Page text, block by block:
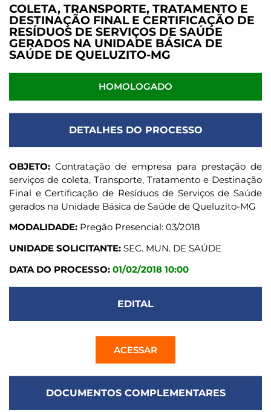
COLETA, TRANSPORTE, TRATAMENTO E
DESTINAÇÃO FINAL E CERTIFICAÇÃO DE
RESÍDUOS DE SERVIÇOS DE SAÚDE
GERADOS NA UNIDADE BÁSICA DE
SAÚDE DE QUELUZITO-MG
HOMOLOGADO
DETALHES DO PROCESSO
OBJETO: Contratação de empresa para prestação de
serviços de coleta, Transporte, Tratamento e Destinação
Final e Certificação de Resíduos de Serviços de Saúde
gerados na Unidade Básica de Saúde de Queluzito-MG
MODALIDADE: Pregão Presencial: 03/2018
UNIDADE SOLICITANTE: SEC. MUN. DE SAÚDE
DATA DO PROCESSO: 01/02/2018 10:00
EDITAL
ACESSAR
DOCUMENTOS COMPLEMENTARES